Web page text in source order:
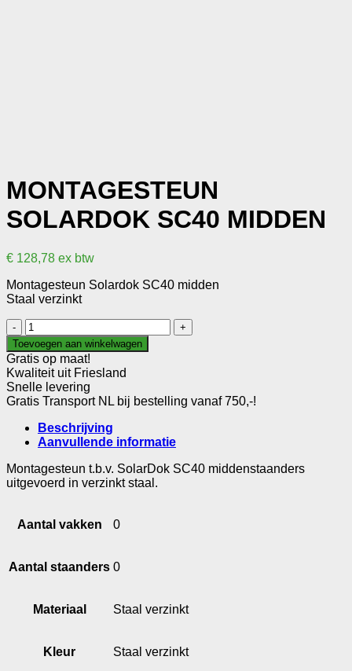
MONTAGESTEUN
SOLARDOK SC40 MIDDEN
€ 128,78 ex btw
Montagesteun Solardok SC40 midden
Staal verzinkt
Montagesteun
Solardok
SC40
midden
aantal
Toevoegen aan winkelwagen
Gratis op maat!
Kwaliteit uit Friesland
Snelle levering
Gratis Transport NL bij bestelling vanaf 750,-!
Beschrijving
Aanvullende informatie
Montagesteun t.b.v. SolarDok SC40 middenstaanders
uitgevoerd in verzinkt staal.
Aantal vakken 0
Aantal staanders 0
Materiaal Staal verzinkt
Kleur Staal verzinkt